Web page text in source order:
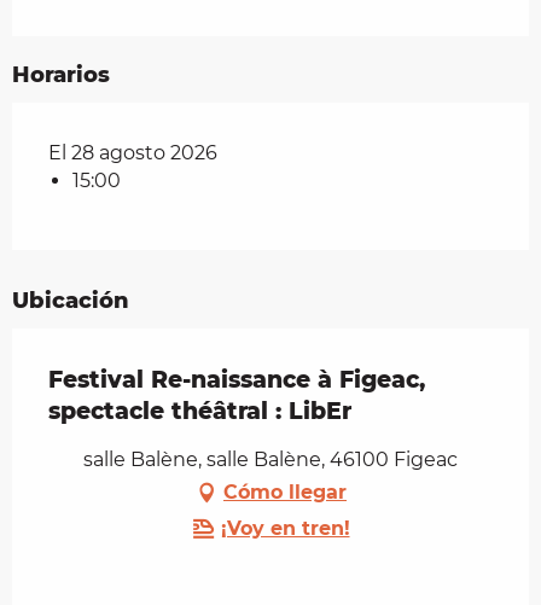
Horarios
El 28 agosto 2026
15:00
Ubicación
Festival Re-naissance à Figeac,
spectacle théâtral : LibEr
salle Balène, salle Balène, 46100 Figeac
Cómo llegar
¡Voy en tren!